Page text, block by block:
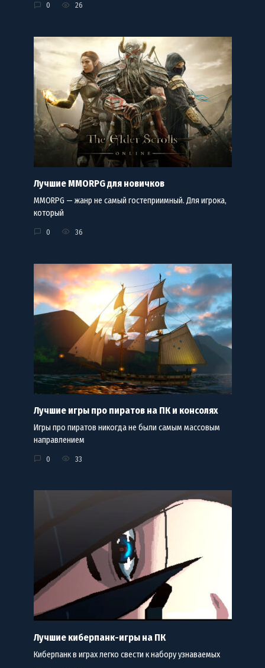
0 26
Лучшие MMORPG для новичков
MMORPG — жанр не самый гостеприимный. Для игрока,
который
0 36
Лучшие игры про пиратов на ПК и консолях
Игры про пиратов никогда не были самым массовым
направлением
0 33
Лучшие киберпанк-игры на ПК
Киберпанк в играх легко свести к набору узнаваемых